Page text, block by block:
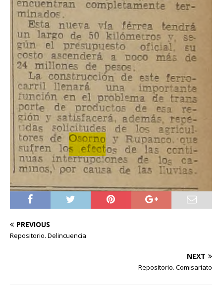
PREVIOUS
Repositorio. Delincuencia
NEXT
Repositorio. Comisariato